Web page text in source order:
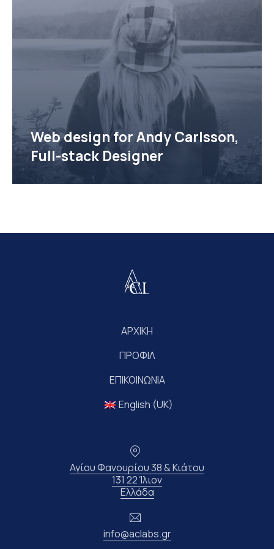
Web design for Andy Carlsson,
Full-stack Designer
ΑΡΧΙΚΗ
ΠΡΟΦΙΛ
ΕΠΙΚΟΙΝΩΝΙΑ
English (UK)
Αγίου Φανουρίου 38 & Κιάτου
131 22 Ίλιον
ΕλλάδαΝέο παράθυρο
info@aclabs.gr
Προηγούμενο